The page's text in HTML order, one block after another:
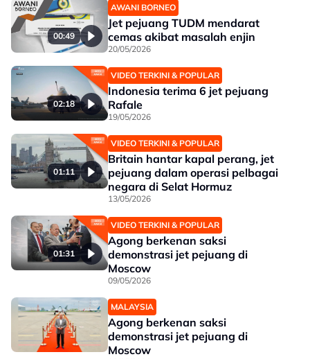
00:49
AWANI BORNEO
Jet pejuang TUDM mendarat
cemas akibat masalah enjin
20/05/2026
02:18
VIDEO TERKINI & POPULAR
Indonesia terima 6 jet pejuang
Rafale
19/05/2026
01:11
VIDEO TERKINI & POPULAR
Britain hantar kapal perang, jet
pejuang dalam operasi pelbagai
negara di Selat Hormuz
13/05/2026
01:31
VIDEO TERKINI & POPULAR
Agong berkenan saksi
demonstrasi jet pejuang di
Moscow
09/05/2026
MALAYSIA
Agong berkenan saksi
demonstrasi jet pejuang di
Moscow